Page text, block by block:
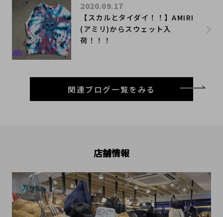
​【スカルとタイダイ！！】AMIRI
(アミリ)からスウェット入
荷！！！
2020.09.17
関連ブログ一覧をみる
店舗情報